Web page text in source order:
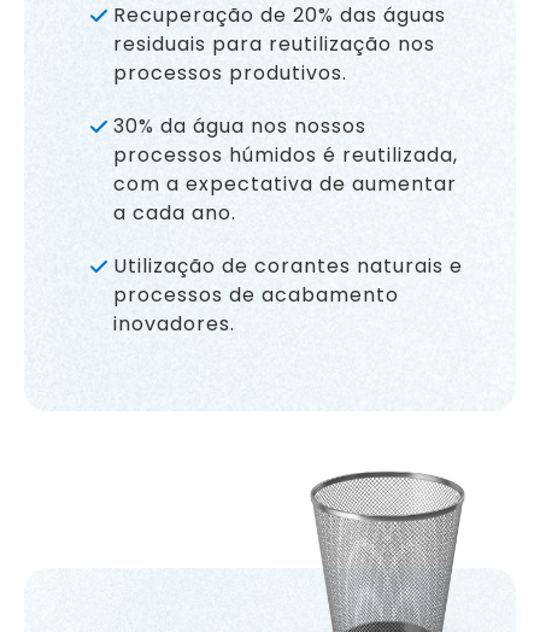
Recuperação de 20% das águas
residuais para reutilização nos
processos produtivos.
30% da água nos nossos
processos húmidos é reutilizada,
com a expectativa de aumentar
a cada ano.
Utilização de corantes naturais e
processos de acabamento
inovadores.